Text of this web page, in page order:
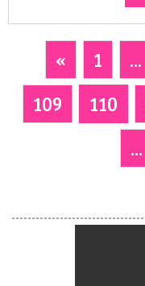
« 1 ...
109
110
...